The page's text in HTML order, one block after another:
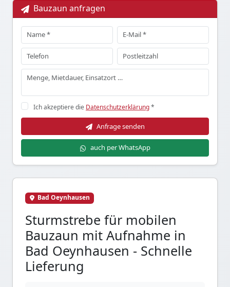
Bauzaun anfragen
Ich akzeptiere die Datenschutzerklärung*
Anfrage senden
auch per WhatsApp
Bad Oeynhausen
Sturmstrebe für mobilen
Bauzaun mit Aufnahme in
Bad Oeynhausen - Schnelle
Lieferung